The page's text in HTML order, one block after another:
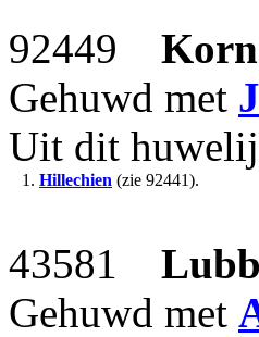
92449
Gehuwd met
Uit dit
1. Hillechien (zie 92441).
43581
Gehuwd met